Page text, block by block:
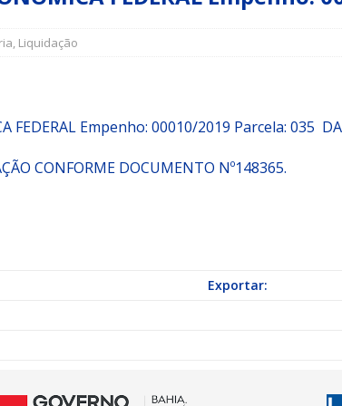
Indicação nº 088/2026 para pavimentação asfáltica em
, Liquidação
FEDERAL Empenho: 00010/2019 Parcela: 035
CONFORME DOCUMENTO Nº148365.
Exportar: